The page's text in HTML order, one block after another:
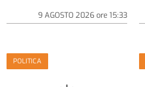
9 AGOSTO 2026ore 15:33
POLITICA